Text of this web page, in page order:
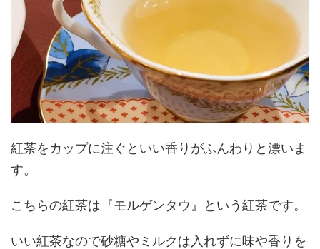
紅茶をカップに注ぐといい香りがふんわりと漂いま
す。
こちらの紅茶は『モルゲンタウ』という紅茶です。
いい紅茶なので砂糖やミルクは入れずに味や香りを